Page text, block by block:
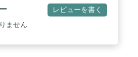
約2.8m×4本/飛び防止用ロー
…2個
レビューを書く
ません